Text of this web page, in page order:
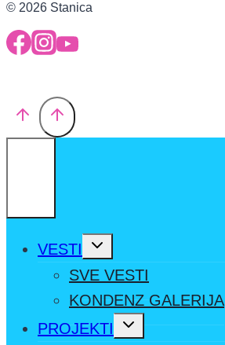
© 2026 Stanica
VESTI
Toggle
SVE VESTI
KONDENZ GALERIJA
PROJEKTI
Toggle